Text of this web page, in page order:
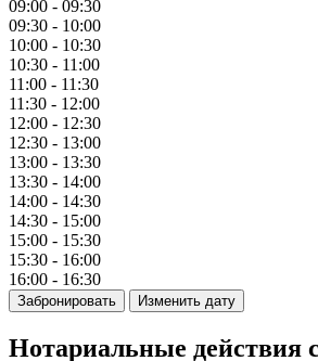
09:00 - 09:30
09:30 - 10:00
10:00 - 10:30
10:30 - 11:00
11:00 - 11:30
11:30 - 12:00
12:00 - 12:30
12:30 - 13:00
13:00 - 13:30
13:30 - 14:00
14:00 - 14:30
14:30 - 15:00
15:00 - 15:30
15:30 - 16:00
16:00 - 16:30
Забронировать Изменить дату
Нотариальные действия